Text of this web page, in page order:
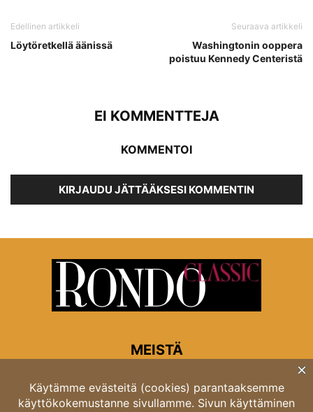
Edellinen artikkeli
Löytöretkellä äänissä
Seuraava artikkeli
Washingtonin ooppera
poistuu Kennedy Centeristä
EI KOMMENTTEJA
KOMMENTOI
KIRJAUDU JÄTTÄÄKSESI KOMMENTIN
MEISTÄ
Rondon toimitus
Opastinsilta 6A 00520 Helsinki